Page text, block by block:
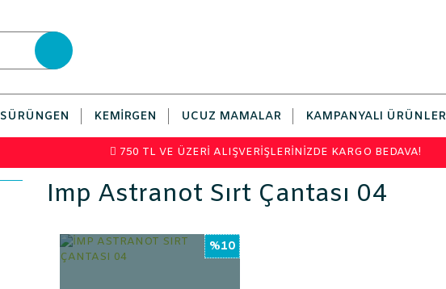
SÜRÜNGEN KEMIRGEN UCUZ MAMALAR KAMPANYALI ÜRÜNLER
750 TL VE ÜZERİ ALIŞVERİŞLERİNİZDE KARGO BEDAVA!
Imp Astranot Sırt Çantası 04
%10